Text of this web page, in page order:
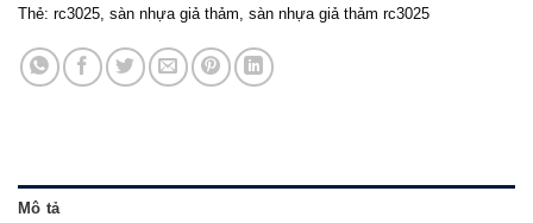
Thẻ: rc3025 sàn nhựa giả thảm sàn nhựa giả thảm rc3025
Mô tả